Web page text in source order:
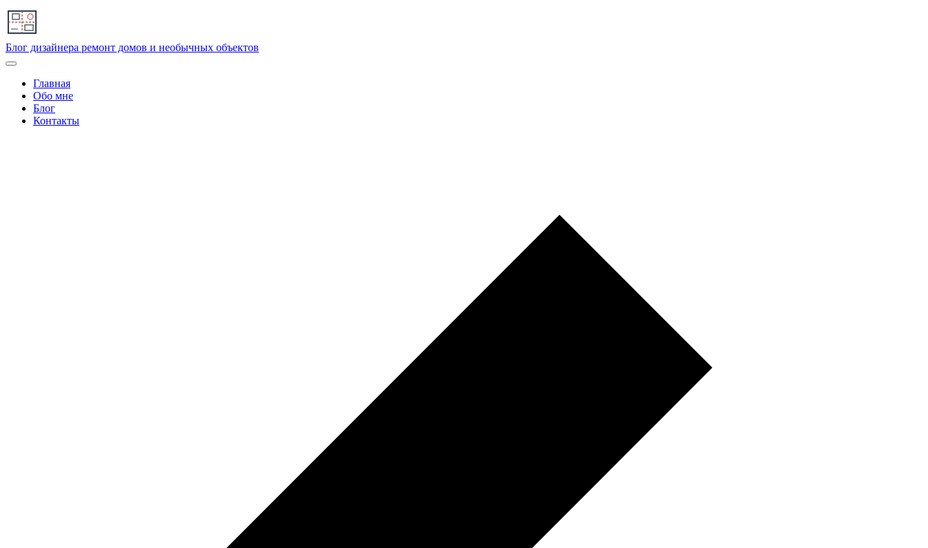
Блог дизайнера ремонт домов и необычных объектов
Главная
Обо мне
Блог
Контакты